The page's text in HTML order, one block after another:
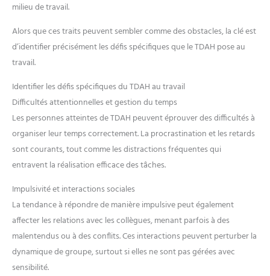
milieu de travail.
Alors que ces traits peuvent sembler comme des obstacles, la clé est
d’identifier précisément les défis spécifiques que le TDAH pose au
travail.
Identifier les défis spécifiques du TDAH au travail
Difficultés attentionnelles et gestion du temps
Les personnes atteintes de TDAH peuvent éprouver des difficultés à
organiser leur temps correctement. La procrastination et les retards
sont courants, tout comme les distractions fréquentes qui
entravent la réalisation efficace des tâches.
Impulsivité et interactions sociales
La tendance à répondre de manière impulsive peut également
affecter les relations avec les collègues, menant parfois à des
malentendus ou à des conflits. Ces interactions peuvent perturber la
dynamique de groupe, surtout si elles ne sont pas gérées avec
sensibilité.